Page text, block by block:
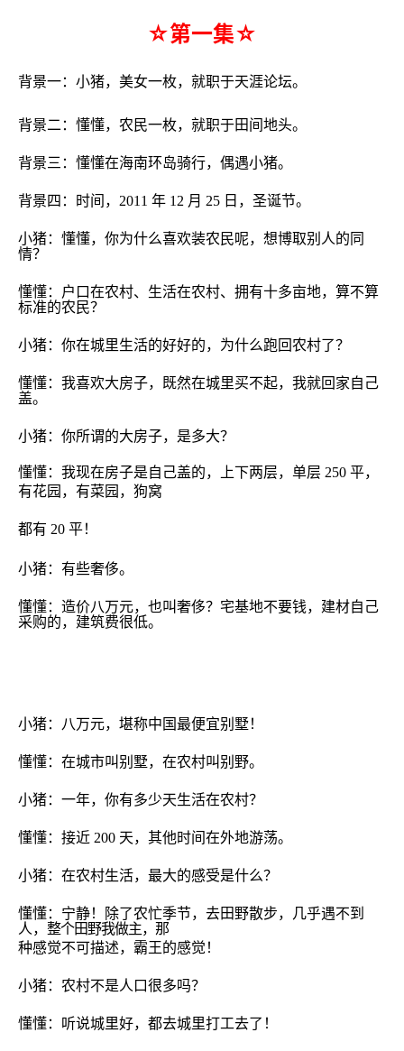
☆第一集☆
背景一：小猪，美女一枚，就职于天涯论坛。
背景二：懂懂，农民一枚，就职于田间地头。
背景三：懂懂在海南环岛骑行，偶遇小猪。
背景四：时间， 2011 年 12 月 25 日，圣诞节。
小猪：懂懂，你为什么喜欢装农民呢，想博取别人的同
情？
懂懂：户口在农村、生活在农村、拥有十多亩地，算不算
标准的农民？
小猪：你在城里生活的好好的，为什么跑回农村了？
懂懂： 我喜欢大房子，既然在城里买不起，我就回家自己
盖。
小猪：你所谓的大房子，是多大？
懂懂：我现在房子是自己盖的，上下两层，单层 250 平，
有花园，有菜园，狗窝
都有 20 平！
小猪：有些奢侈。
懂懂：造价八万元，也叫奢侈？宅基地不要钱，建材自己
采购的，建筑费很低。
小猪：八万元，堪称中国最便宜别墅！
懂懂： 在城市叫别墅，在农村叫别野。
小猪：一年，你有多少天生活在农村？
懂懂：接近 200 天，其他时间在外地游荡。
小猪：在农村生活，最大的感受是什么？
懂懂：宁静！除了农忙季节，去田野散步，几乎遇不到
人， 整个田野我做主，那
种感觉不可描述，霸王的感觉！
小猪：农村不是人口很多吗？
懂懂：听说城里好，都去城里打工去了！